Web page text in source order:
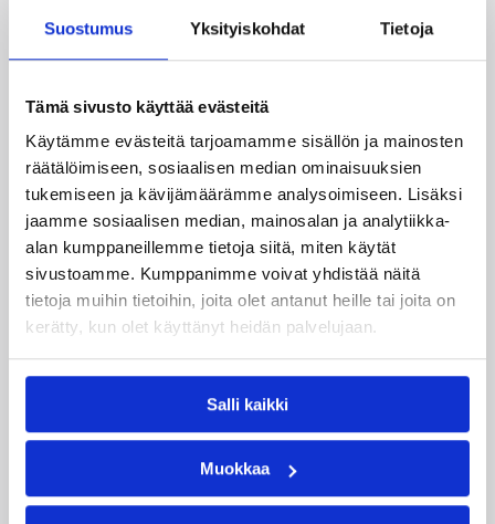
Suostumus Yksityiskohdat Tietoja
Tämä sivusto käyttää evästeitä
Käytämme evästeitä tarjoamamme sisällön ja mainosten
räätälöimiseen, sosiaalisen median ominaisuuksien
tukemiseen ja kävijämäärämme analysoimiseen. Lisäksi
jaamme sosiaalisen median, mainosalan ja analytiikka-
alan kumppaneillemme tietoja siitä, miten käytät
sivustoamme. Kumppanimme voivat yhdistää näitä
tietoja muihin tietoihin, joita olet antanut heille tai joita on
kerätty, kun olet käyttänyt heidän palvelujaan.
Salli kaikki
Muokkaa
Erotuomarit 04.08.2026 10:02
Kauden 2026-27
erotuomareiden
koulutusklinikat
Erotuomarin koulutusklinikka on tasoa nostava
erotuomareille, jotka ovat aktiivisesti toimineet
tason 2 erotuomareina noin vuoden ajan.